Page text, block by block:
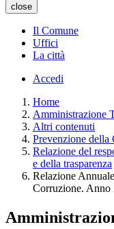
close
Il Comune
Uffici
La città
Accedi
Home
Amministrazione
Altri contenuti
Prevenzione della
Relazione del
e della trasparenza
Relazione
Corruzione. Anno